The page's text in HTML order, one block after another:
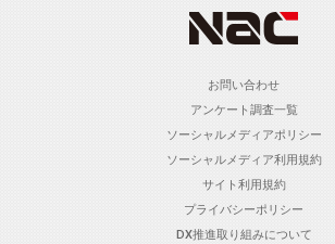
お問い合わせ
アンケート調査一覧
ソーシャルメディアポリシー
ソーシャルメディア利用規約
サイト利用規約
プライバシーポリシー
DX推進取り組みについて